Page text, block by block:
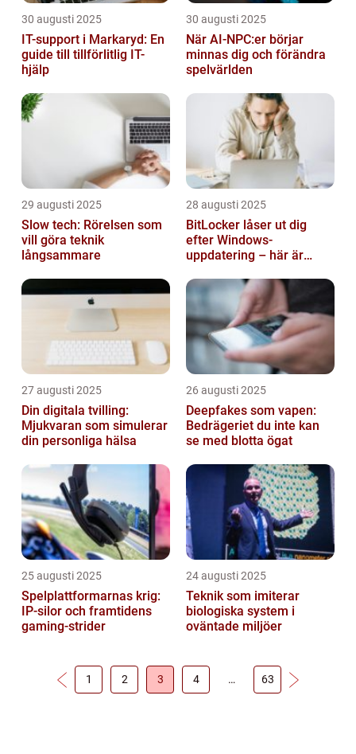
30 augusti 2025
IT-support i Markaryd: En
guide till tillförlitlig IT-
hjälp
30 augusti 2025
När AI-NPC:er börjar
minnas dig och förändra
spelvärlden
29 augusti 2025
Slow tech: Rörelsen som
vill göra teknik
långsammare
28 augusti 2025
BitLocker låser ut dig
efter Windows-
uppdatering – här är
27 augusti 2025
Din digitala tvilling:
Mjukvaran som simulerar
din personliga hälsa
26 augusti 2025
Deepfakes som vapen:
Bedrägeriet du inte kan
se med blotta ögat
25 augusti 2025
Spelplattformarnas krig:
IP‑silor och framtidens
gaming‑strider
24 augusti 2025
Teknik som imiterar
biologiska system i
oväntade miljöer
1 2 3 4 … 63